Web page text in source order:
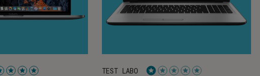
TEST LABO